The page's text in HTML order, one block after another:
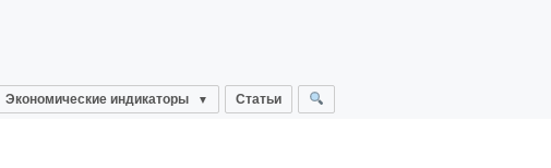
Экономические индикаторы Статьи